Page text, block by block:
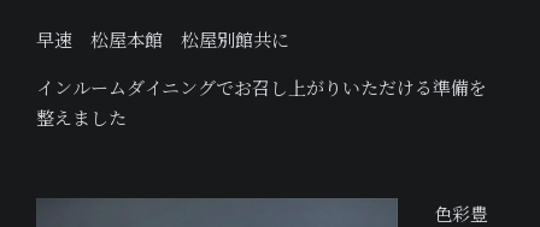
早速 松屋本館 松屋別館共に
インルームダイニングでお召し上がりいただける準備を
整えました
色彩豊